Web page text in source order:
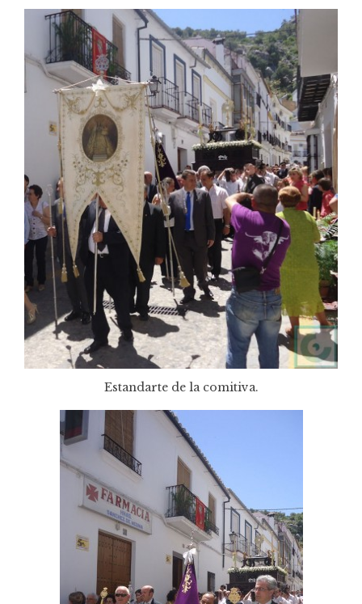
Estandarte de la comitiva.